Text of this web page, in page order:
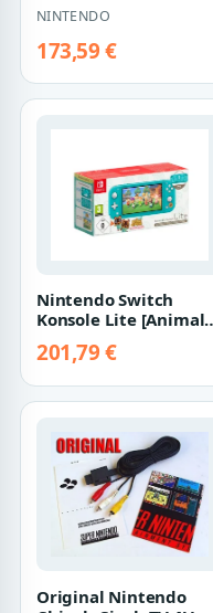
NINTENDO
173,59 €
Nintendo Switch
Konsole Lite [Animal
Crossing: New
Horizons Timmy & To…
201,79 €
Original Nintendo